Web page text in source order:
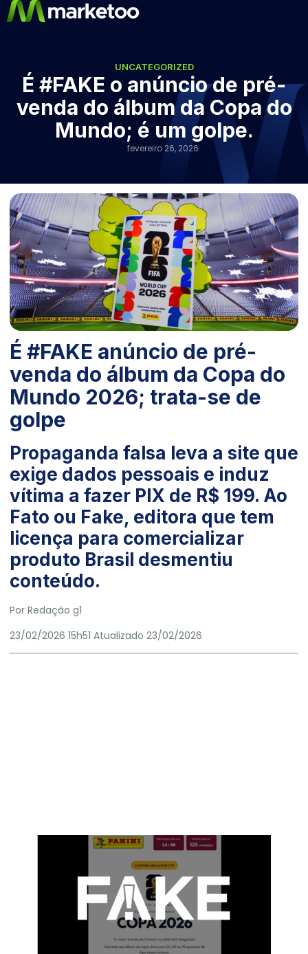
UNCATEGORIZED
É #FAKE o anúncio de pré-
venda do álbum da Copa do
Mundo; é um golpe.
fevereiro 26, 2026
É #FAKE anúncio de pré-
venda do álbum da Copa do
Mundo 2026; trata-se de
golpe
Propaganda falsa leva a site que
exige dados pessoais e induz
vítima a fazer PIX de R$ 199. Ao
Fato ou Fake, editora que tem
licença para comercializar
produto Brasil desmentiu
conteúdo.
Por Redação g1
23/02/2026 15h51 Atualizado 23/02/2026